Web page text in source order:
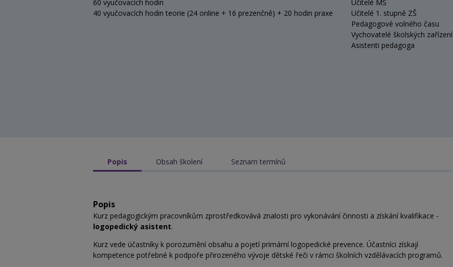
60 vyučovacích hodin
40 vyučovacích hodin teorie (24 online + 16 prezenčně) + 20 hodin praxe
Učitelé MŠ
Učitelé 1. stupně ZŠ
Pedagogové volného času
Vychovatelé školských zařízení
Asistenti pedagoga
Popis Obsah školení Seznam termínů
Popis
Kurz pedagogickým pracovníkům zprostředkovává znalosti pro vykonávání činnosti a získání kvalifikace -
logopedický asistent.
Kurz vede účastníky k porozumění obsahu a pojetí primární logopedické prevence. Účastníci získají
kompetence potřebné k podpoře přirozeného vývoje dětské řeči v rámci školních vzdělávacích programů.